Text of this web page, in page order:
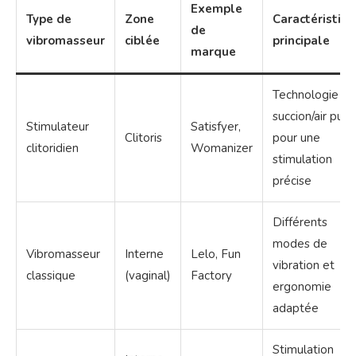
Type de
vibromasseur
Zone
ciblée
Exemple
de
marque
principale
Stimulateur
clitoridien
Clitoris
Satisfyer,
Womanizer
Technologie
succion/air
pour une
stimulation
précise
Vibromasseur
classique
Interne
(vaginal)
Lelo, Fun
Factory
Différents
modes de
vibration et
ergonomie
adaptée
Stimulation